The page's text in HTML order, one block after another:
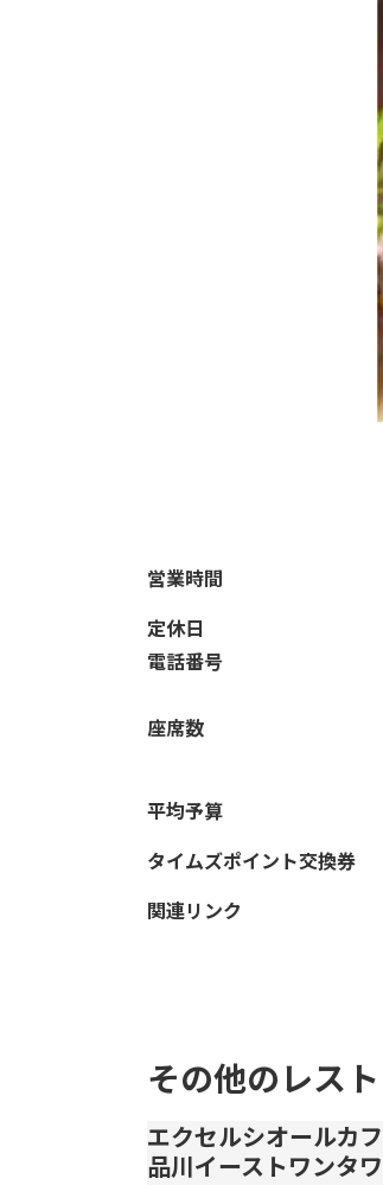
営業時間
定休日
電話番号
座席数
平均予算
タイムズポイント交換券
関連リンク
その他のレス
エクセルシオールカ
品川イーストワンタ